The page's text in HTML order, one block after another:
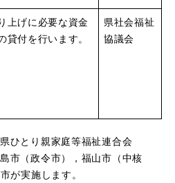
上げに必要な資金
貸付を行います。
県社会福祉
協議会
ひとり親家庭等福祉連合会
市（政令市），福山市（中核
が実施します。